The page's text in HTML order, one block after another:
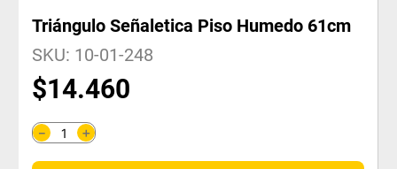
Triángulo Señaletica Piso Humedo 61cm
SKU: 10-01-248
$14.460
＋
－